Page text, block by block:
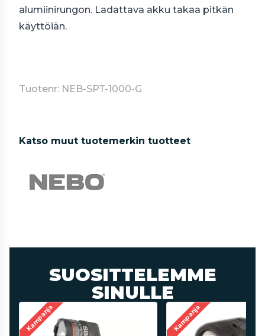
alumiinirungon. Ladattava akku takaa pitkän
käyttöiän.
Tuotenr: NEB-SPT-1000-G
Katso muut tuotemerkin tuotteet
SUOSITTELEMME
SINULLE
Kampanja Kampanja